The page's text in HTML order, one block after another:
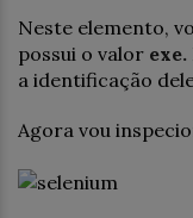
Neste elemento,
possui o valor exe.
a identificação
Agora vou